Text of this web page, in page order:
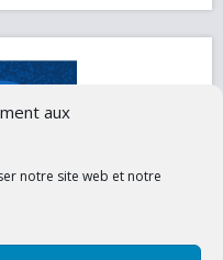
aux
notre site web et notre